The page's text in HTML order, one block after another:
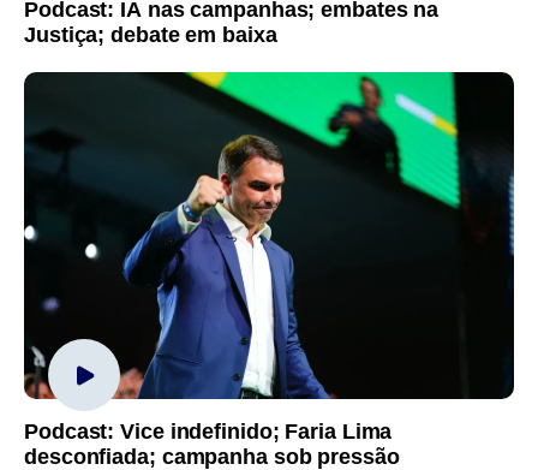
Podcast: IA nas campanhas; embates na
Justiça; debate em baixa
Podcast: Vice indefinido; Faria Lima
desconfiada; campanha sob pressão